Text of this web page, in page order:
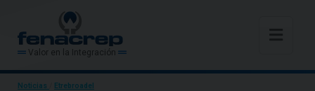
Valor en la Integración
Noticias Etrebroadel